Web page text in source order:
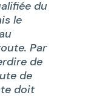
du
le
Par
de
de
doit